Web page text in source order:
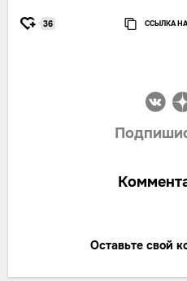
36 ССЫЛКА
Оставьте свой